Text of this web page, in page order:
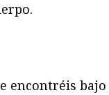
encontréis